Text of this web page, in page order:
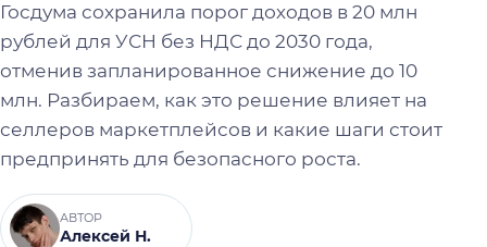
Госдума сохранила порог доходов в 20 млн
рублей для УСН без НДС до 2030 года,
отменив запланированное снижение до 10
млн. Разбираем, как это решение влияет на
селлеров маркетплейсов и какие шаги стоит
предпринять для безопасного роста.
АВТОР
Алексей Н.